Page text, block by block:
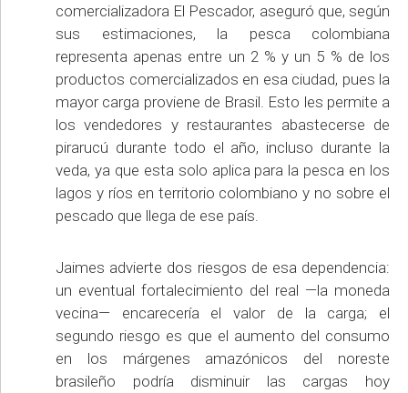
comercializadora El Pescador, aseguró que, según
sus estimaciones, la pesca colombiana
representa apenas entre un 2 % y un 5 % de los
productos comercializados en esa ciudad, pues la
mayor carga proviene de Brasil. Esto les permite a
los vendedores y restaurantes abastecerse de
pirarucú durante todo el año, incluso durante la
veda, ya que esta solo aplica para la pesca en los
lagos y ríos en territorio colombiano y no sobre el
pescado que llega de ese país.
Jaimes advierte dos riesgos de esa dependencia:
un eventual fortalecimiento del real —la moneda
vecina— encarecería el valor de la carga; el
segundo riesgo es que el aumento del consumo
en los márgenes amazónicos del noreste
brasileño podría disminuir las cargas hoy